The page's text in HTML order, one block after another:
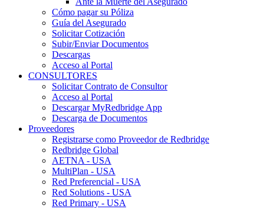
Cómo pagar su Póliza
Guía del Asegurado
Solicitar Cotización
Subir/Enviar Documentos
Descargas
Acceso al Portal
CONSULTORES
Solicitar Contrato de Consultor
Acceso al Portal
Descargar MyRedbridge App
Descarga de Documentos
Proveedores
Registrarse como Proveedor de Redbridge
Redbridge Global
AETNA - USA
MultiPlan - USA
Red Preferencial - USA
Red Solutions - USA
Red Primary - USA